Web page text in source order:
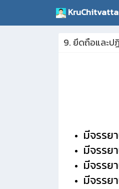
9. ยึดถือและ
มีจรรย
มีจรรย
มีจรรย
มีจรรย